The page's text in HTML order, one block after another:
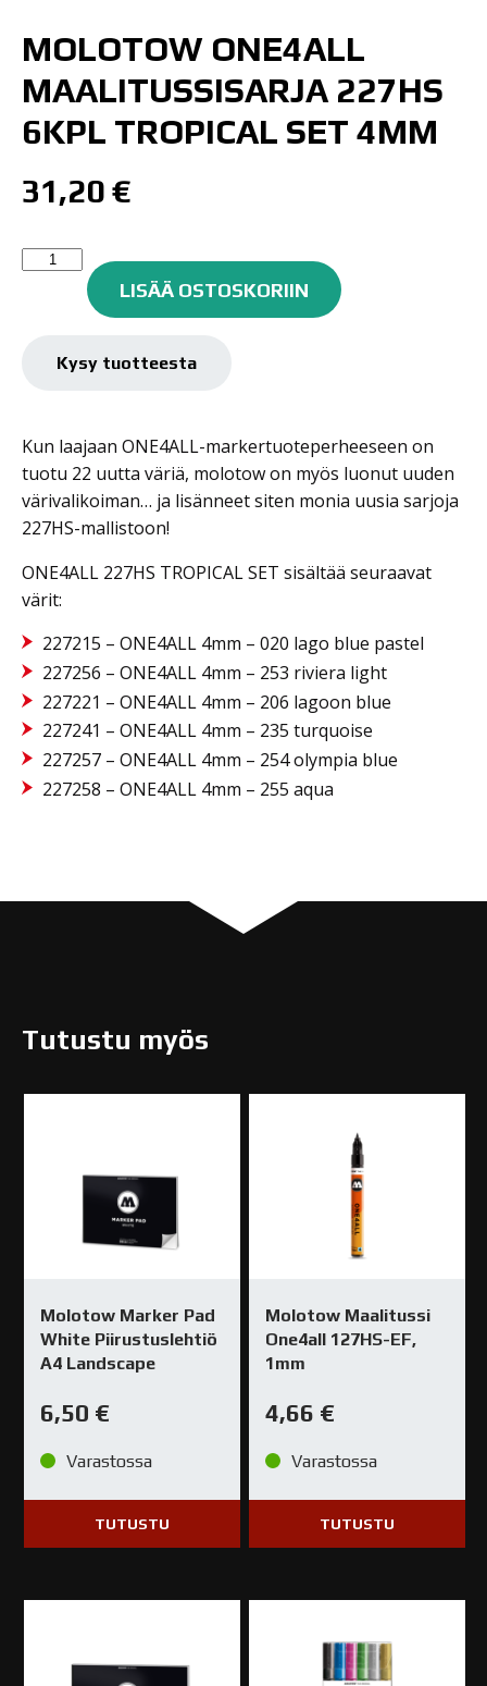
MOLOTOW ONE4ALL
MAALITUSSISARJA 227HS
6KPL TROPICAL SET 4MM
31,20 €
Molotow
maalitussisarja
4mm
määrä
LISÄÄ OSTOSKORIIN
Kysy tuotteesta
Kun laajaan ONE4ALL-markertuoteperheeseen on
tuotu 22 uutta väriä, molotow on myös luonut uuden
värivalikoiman… ja lisänneet siten monia uusia sarjoja
227HS-mallistoon!
ONE4ALL 227HS TROPICAL SET sisältää seuraavat
värit:
227215 – ONE4ALL 4mm – 020 lago blue pastel
227256 – ONE4ALL 4mm – 253 riviera light
227221 – ONE4ALL 4mm – 206 lagoon blue
227241 – ONE4ALL 4mm – 235 turquoise
227257 – ONE4ALL 4mm – 254 olympia blue
227258 – ONE4ALL 4mm – 255 aqua
Tutustu myös
Molotow Marker Pad
White Piirustuslehtiö
A4 Landscape
6,50 €
Varastossa
TUTUSTU
Molotow Maalitussi
One4all 127HS-EF,
1mm
4,66 €
Varastossa
TUTUSTU